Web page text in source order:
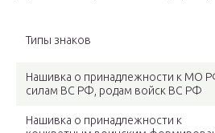
Типы знаков
Нашивка о принадлежности к МО
силам ВС РФ, родам войск ВС РФ
Нашивка о принадлежности к